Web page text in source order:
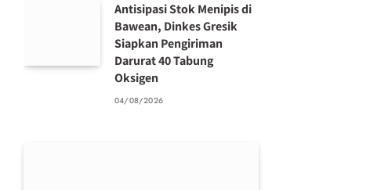
Antisipasi Stok Menipis di
Bawean, Dinkes Gresik
Siapkan Pengiriman
Darurat 40 Tabung
Oksigen
04/08/2026